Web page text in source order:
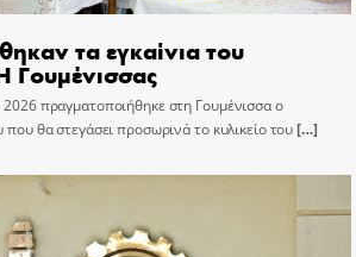
τα εγκαίνια του
Γουμένισσας
πραγματοποιήθηκε στη Γουμένισσα ο
θα στεγάσει προσωρινά το κυλικείο του[…]